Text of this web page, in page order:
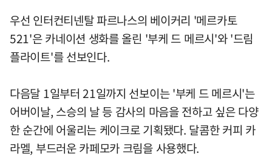
우선 인터컨티넨탈 파르나스의 베이커리 '메르카토
521'은 카네이션 생화를 올린 '부케 드 메르시'와 '드림
플라이트'를 선보인다.
다음달 1일부터 21일까지 선보이는 '부케 드 메르시'는
어버이날, 스승의 날 등 감사의 마음을 전하고 싶은 다양
한 순간에 어울리는 케이크로 기획됐다. 달콤한 커피 카
라멜, 부드러운 카페모카 크림을 사용했다.